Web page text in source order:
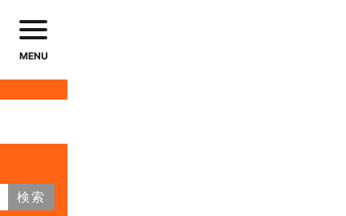
MENU
検索